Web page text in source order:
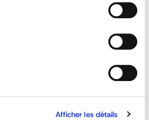
Afficher les détails